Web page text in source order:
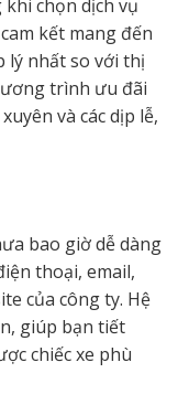
chọn dịch vụ
kết mang đến
lý nhất so với thị
trình ưu đãi
và các dịp lễ,
bao giờ dễ dàng
thoại, email,
của công ty. Hệ
giúp bạn tiết
chiếc xe phù